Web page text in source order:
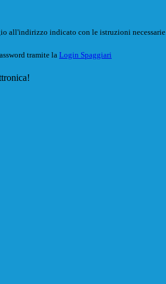
all'indirizzo indicato con le istruzioni
tramite la Login Spaggiari